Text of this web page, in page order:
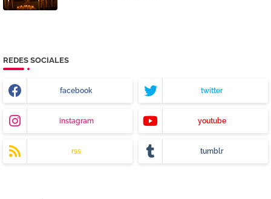
REDES SOCIALES
facebook twitter
instagram youtube
rss tumblr